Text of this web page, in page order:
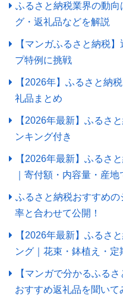
ふるさと納税業界の動
グ・返礼品などを解説
【マンガふるさと納税
プ特例に挑戦
【2026年】ふるさと納
礼品まとめ
【2026年最新】ふるさ
ンキング付き
【2026年最新】ふるさ
｜寄付額・内容量・産地
ふるさと納税おすすめ
率と合わせて公開！
【2026年最新】ふるさ
ング｜花束・鉢植え・
【マンガで分かるふる
おすすめ返礼品を聞いて